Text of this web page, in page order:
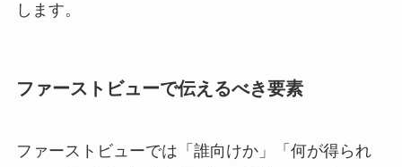
します。
ファーストビューで伝えるべき要素
ファーストビューでは「誰向けか」「何が得られ